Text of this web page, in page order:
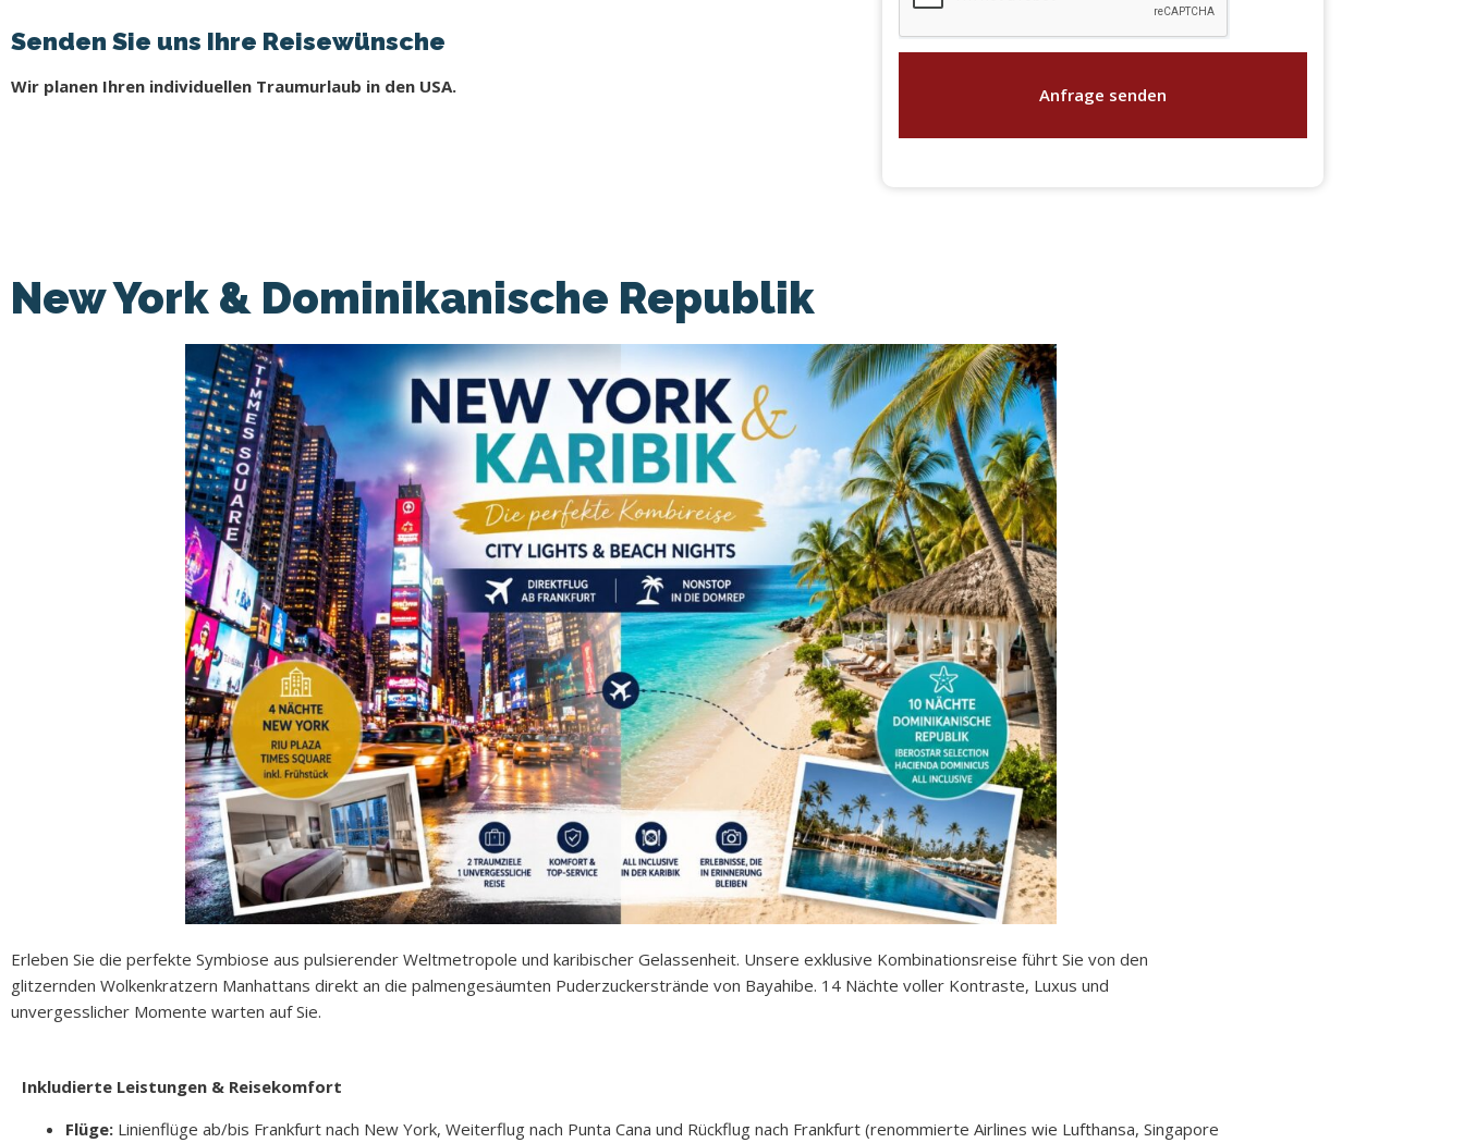
Senden Sie uns Ihre Reisewünsche
Wir planen Ihren individuellen Traumurlaub in den USA. Anfrage senden
New York & Dominikanische Republik
Erleben Sie die perfekte Symbiose aus pulsierender Weltmetropole und karibischer Gelassenheit. Unsere exklusive Kombinationsreise führt Sie von den
glitzernden Wolkenkratzern Manhattans direkt an die palmengesäumten Puderzuckerstrände von Bayahibe. 14 Nächte voller Kontraste, Luxus und
unvergesslicher Momente warten auf Sie.
Inkludierte Leistungen & Reisekomfort
Flüge: Linienflüge ab/bis Frankfurt nach New York, Weiterflug nach Punta Cana und Rückflug nach Frankfurt (renommierte Airlines wie Lufthansa, Singapore